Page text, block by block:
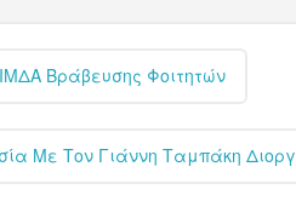
Βράβευσης Φοιτητών
Με Τον Γιάννη Ταμπάκη